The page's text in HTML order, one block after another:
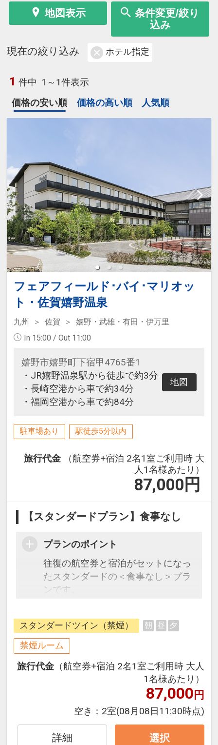
地図表示
条件変更/絞り
込み
現在の絞り込み ホテル指定
1 件中 1～1件表示
価格の安い順
価格の高い順 人気順
フェアフィールド･バイ･マリオッ
ト・佐賀嬉野温泉
九州 佐賀
嬉野・武雄・有田・伊万里
In 15:00 / Out 11:00
嬉野市嬉野町下宿甲4765番1
・JR嬉野温泉駅から徒歩で約3分
・長崎空港から車で約34分
・福岡空港から車で約84分
地図
駐車場あり 駅徒歩5分以内
旅行代金
（航空券+宿泊 2名1室ご利用時 大
人1名様あたり）
87,000 円
【スタンダードプラン】食事なし
プランのポイント
往復の航空券と宿泊がセットになっ
たスタンダードの＜食事なし＞プラ
ンです。
できるダイナミックパッケージだか
ら、一都市滞在はもちろん周遊旅行
にも最適！
旅行期間中の1泊だけの宿泊や延
泊・飛び泊なども自由自在です。
JALマイレージ会員の方にはフライ
トマイルが50%貯まります。
スタンダードツイン（禁煙） 朝 昼 夕
禁煙ルーム
旅行代金 （航空券+宿泊 2名1室ご利用時 大人
1名様あたり）
87,000円
空き： 2室(08月08日11:30時点)
詳細 選択